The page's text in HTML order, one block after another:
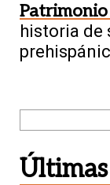
historia de